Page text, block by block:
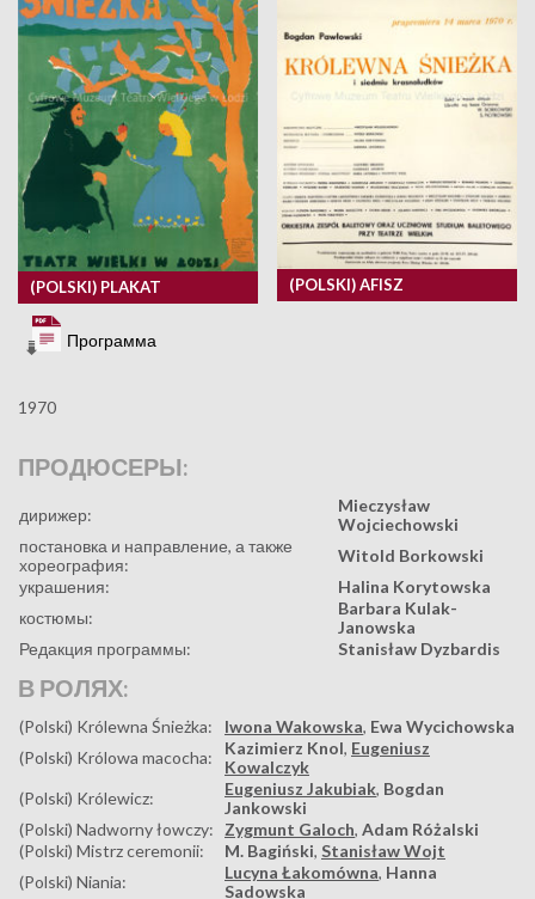
(POLSKI) PLAKAT (POLSKI) AFISZ
Программа
1970
ПРОДЮСЕРЫ:
дирижер:
Mieczysław
Wojciechowski
постановка и направление, а также
хореография:
Witold Borkowski
украшения:
Halina Korytowska
костюмы:
Barbara Kulak-
Janowska
Редакция программы:
Stanisław Dyzbardis
В РОЛЯХ:
(Polski) Królewna Śnieżka: Iwona Wakowska, Ewa Wycichowska
(Polski) Królowa macocha:
Kazimierz Knol, Eugeniusz
Kowalczyk
(Polski) Królewicz:
Eugeniusz Jakubiak, Bogdan
Jankowski
(Polski) Nadworny łowczy:
Zygmunt Galoch, Adam Różalski
(Polski) Mistrz ceremonii:
M. Bagiński, Stanisław Wojt
(Polski) Niania:
Lucyna Łakomówna, Hanna
Sadowska